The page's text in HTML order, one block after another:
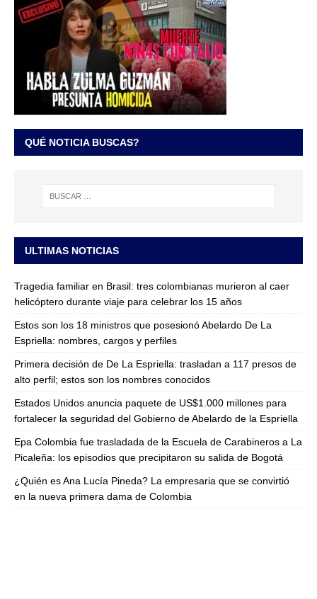
QUÉ NOTICIA BUSCAS?
ULTIMAS NOTICIAS
Tragedia familiar en Brasil: tres colombianas murieron al caer
helicóptero durante viaje para celebrar los 15 años
Estos son los 18 ministros que posesionó Abelardo De La
Espriella: nombres, cargos y perfiles
Primera decisión de De La Espriella: trasladan a 117 presos de
alto perfil; estos son los nombres conocidos
Estados Unidos anuncia paquete de US$1.000 millones para
fortalecer la seguridad del Gobierno de Abelardo de la Espriella
Epa Colombia fue trasladada de la Escuela de Carabineros a La
Picaleña: los episodios que precipitaron su salida de Bogotá
¿Quién es Ana Lucía Pineda? La empresaria que se convirtió
en la nueva primera dama de Colombia